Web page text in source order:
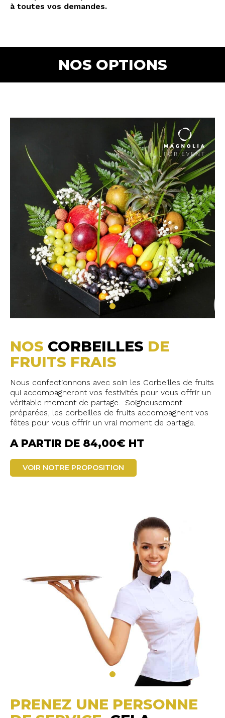
à toutes vos demandes.
NOS OPTIONS
NOS CORBEILLES DE
FRUITS FRAIS
Nous confectionnons avec soin les Corbeilles de fruits
qui accompagneront vos festivités pour vous offrir un
véritable moment de partage. Soigneusement
préparées, les corbeilles de fruits accompagnent vos
fêtes pour vous offrir un vrai moment de partage.
A PARTIR DE 84,00€ HT
VOIR NOTRE PROPOSITION
PRENEZ UNE PERSONNE